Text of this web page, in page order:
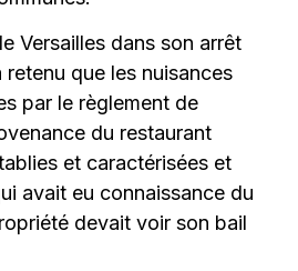
Versailles dans son arrêt
retenu que les nuisances
par le règlement de
du restaurant
et caractérisées et
avait eu connaissance du
devait voir son bail